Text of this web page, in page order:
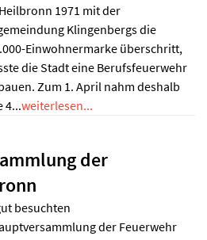
1971 mit der
Klingenbergs die
Einwohnermarke überschritt,
die Stadt eine Berufsfeuerwehr
Zum 1. April nahm deshalb
4...weiterlesen...
der
besuchten
der Feuerwehr